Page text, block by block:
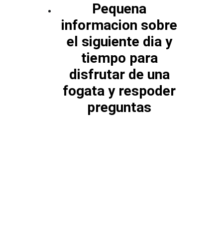
Pequena
informacion sobre
el siguiente dia y
tiempo para
disfrutar de una
fogata y respoder
preguntas